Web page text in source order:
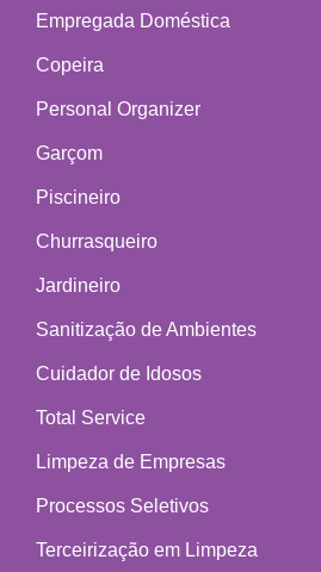
Empregada Doméstica
Copeira
Personal Organizer
Garçom
Piscineiro
Churrasqueiro
Jardineiro
Sanitização de Ambientes
Cuidador de Idosos
Total Service
Limpeza de Empresas
Processos Seletivos
Terceirização em Limpeza